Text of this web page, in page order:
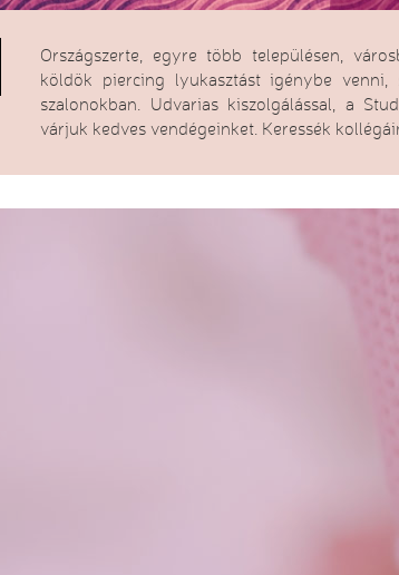
Országszerte, egyre több településen,
köldök piercing lyukasztást igénybe venni,
szalonokban. Udvarias kiszolgálással, a
várjuk kedves vendégeinket. Keressék